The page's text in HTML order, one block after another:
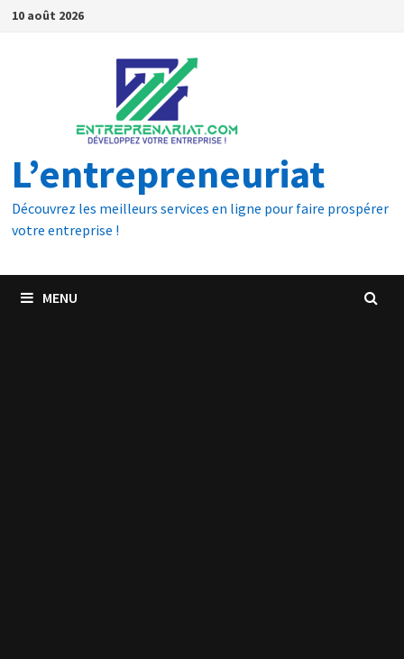
10 août 2026
L’entrepreneuriat
Découvrez les meilleurs services en ligne pour faire prospérer
votre entreprise !
MENU